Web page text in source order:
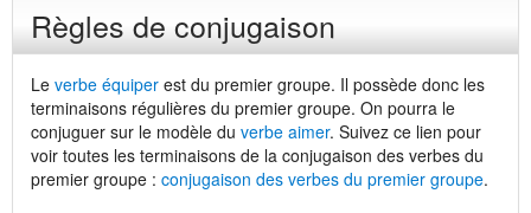
Règles de conjugaison
Le verbe équiper est du premier groupe. Il possède donc les
terminaisons régulières du premier groupe. On pourra le
conjuguer sur le modèle du verbe aimer. Suivez ce lien pour
voir toutes les terminaisons de la conjugaison des verbes du
premier groupe : conjugaison des verbes du premier groupe.